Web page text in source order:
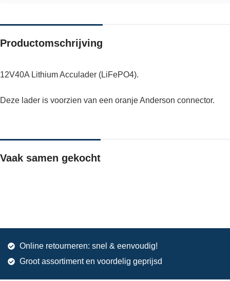
Productomschrijving
12V40A Lithium Acculader (LiFePO4).
Deze lader is voorzien van een oranje Anderson connector.
Vaak samen gekocht
Online retourneren: snel & eenvoudig!
Groot assortiment en voordelig geprijsd